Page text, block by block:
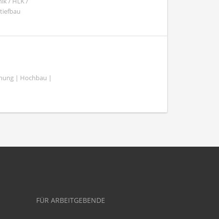
| Hochbau |
FÜR ARBEITGEBENDE